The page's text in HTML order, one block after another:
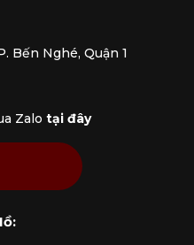
Bến Nghé, Quận 1
Zalo tại đây